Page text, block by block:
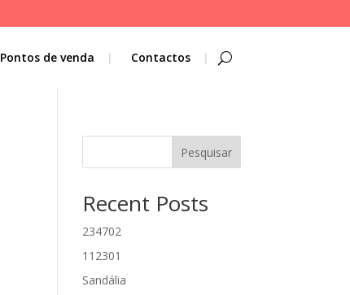
Pontos de venda Contactos
Pesquisar
Recent Posts
234702
112301
Sandália